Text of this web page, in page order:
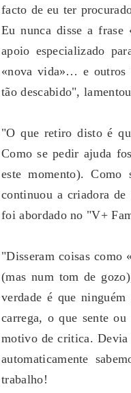
facto de eu ter
Eu nunca disse a
apoio especializado
«nova vida»… e outros
tão descabido",
"O que retiro disto é
Como se pedir ajuda
este momento). Como
continuou a criadora
foi abordado no "V+
"Disseram coisas como
(mas num tom de
verdade é que
carrega, o que sente
motivo de critica. Devia
automaticamente
trabalho!